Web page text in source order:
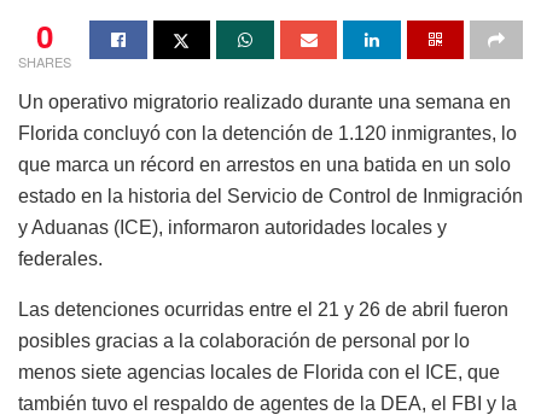
0
SHARES
Un operativo migratorio realizado durante una semana en
Florida concluyó con la detención de 1.120 inmigrantes, lo
que marca un récord en arrestos en una batida en un solo
estado en la historia del Servicio de Control de Inmigración
y Aduanas (ICE), informaron autoridades locales y
federales.
Las detenciones ocurridas entre el 21 y 26 de abril fueron
posibles gracias a la colaboración de personal por lo
menos siete agencias locales de Florida con el ICE, que
también tuvo el respaldo de agentes de la DEA, el FBI y la